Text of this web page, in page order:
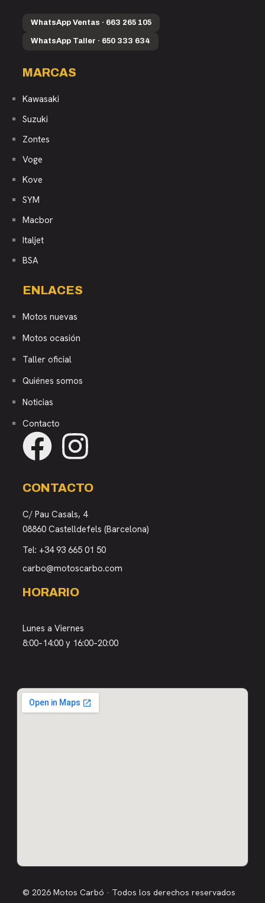
WhatsApp Ventas · 663 265 105
WhatsApp Taller · 650 333 634
MARCAS
Kawasaki
Suzuki
Zontes
Voge
Kove
SYM
Macbor
Italjet
BSA
ENLACES
Motos nuevas
Motos ocasión
Taller oficial
Quiénes somos
Noticias
Contacto
CONTACTO
C/ Pau Casals, 4
08860 Castelldefels (Barcelona)
Tel: +34 93 665 01 50
carbo@motoscarbo.com
HORARIO
Lunes a Viernes
8:00–14:00 y 16:00–20:00
© 2026 Motos Carbó · Todos los derechos reservados